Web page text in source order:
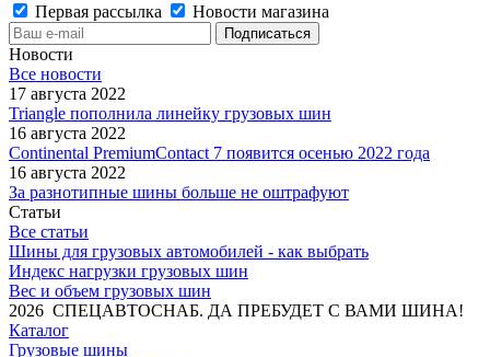
Первая рассылка
Новости магазина
Новости
Все новости
17 августа 2022
Triangle пополнила линейку грузовых шин
16 августа 2022
Continental PremiumContact 7 появится осенью 2022 года
16 августа 2022
За разнотипные шины больше не оштрафуют
Статьи
Все статьи
Шины для грузовых автомобилей - как выбрать
Индекс нагрузки грузовых шин
Вес и объем грузовых шин
2026 СПЕЦАВТОСНАБ. ДА ПРЕБУДЕТ С ВАМИ ШИНА!
Каталог
Грузовые шины